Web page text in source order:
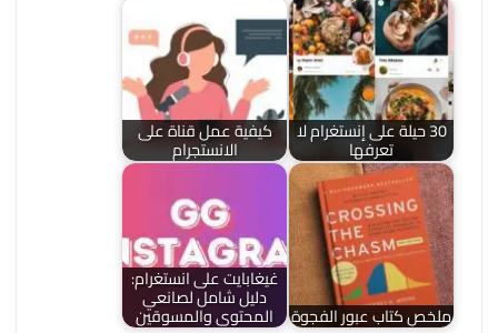
30 حيلة على إنستغرام لا
تعرفها
كيفية عمل قناة على
الانستجرام
ملخص كتاب عبور الفجوة
غيغابايت على انستغرام:
دليل شامل لصانعي
المحتوى والمسوقين